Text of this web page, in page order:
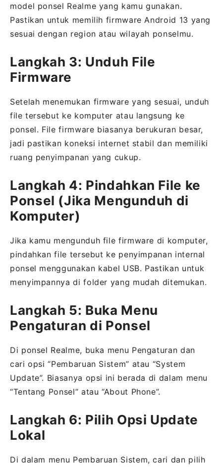
model ponsel Realme yang kamu gunakan.
Pastikan untuk memilih firmware Android 13 yang
sesuai dengan region atau wilayah ponselmu.
Langkah 3: Unduh File
Firmware
Setelah menemukan firmware yang sesuai, unduh
file tersebut ke komputer atau langsung ke
ponsel. File firmware biasanya berukuran besar,
jadi pastikan koneksi internet stabil dan memiliki
ruang penyimpanan yang cukup.
Langkah 4: Pindahkan File ke
Ponsel (Jika Mengunduh di
Komputer)
Jika kamu mengunduh file firmware di komputer,
pindahkan file tersebut ke penyimpanan internal
ponsel menggunakan kabel USB. Pastikan untuk
menyimpannya di folder yang mudah ditemukan.
Langkah 5: Buka Menu
Pengaturan di Ponsel
Di ponsel Realme, buka menu Pengaturan dan
cari opsi “Pembaruan Sistem” atau “System
Update”. Biasanya opsi ini berada di dalam menu
“Tentang Ponsel” atau “About Phone”.
Langkah 6: Pilih Opsi Update
Lokal
Di dalam menu Pembaruan Sistem, cari dan pilih